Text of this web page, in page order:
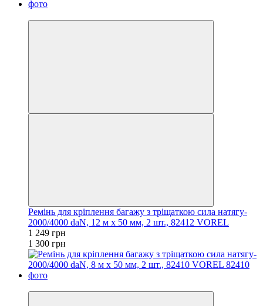
Ремінь для кріплення багажу з тріщаткою сила натягу-
2000/4000 daN, 12 м х 50 мм, 2 шт., 82412 VOREL
1 249 грн
1 300 грн